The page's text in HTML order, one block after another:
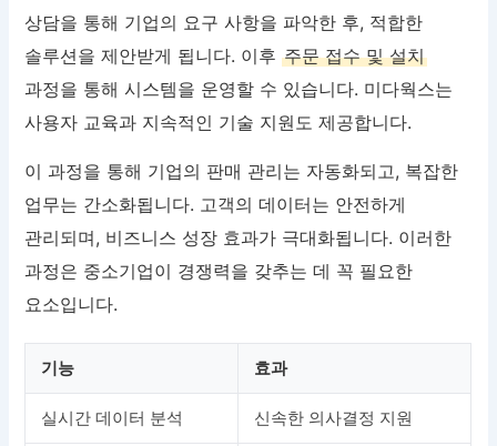
상담을 통해 기업의 요구 사항을 파악한 후, 적합한
솔루션을 제안받게 됩니다. 이후주문 접수 및 설치
과정을 통해 시스템을 운영할 수 있습니다. 미다웍스는
사용자 교육과 지속적인 기술 지원도 제공합니다.
이 과정을 통해 기업의 판매 관리는 자동화되고, 복잡한
업무는 간소화됩니다. 고객의 데이터는 안전하게
관리되며, 비즈니스 성장 효과가 극대화됩니다. 이러한
과정은 중소기업이 경쟁력을 갖추는 데 꼭 필요한
요소입니다.
기능 효과
실시간 데이터 분석 신속한 의사결정 지원